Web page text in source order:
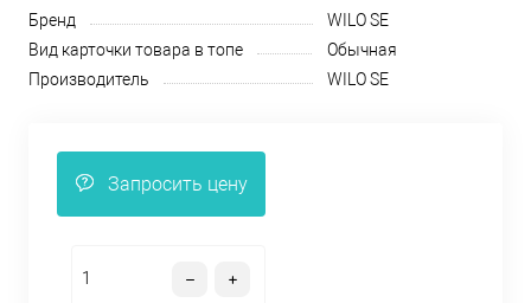
Бренд
WILO SE
Вид карточки товара в топе
Обычная
Производитель
WILO SE
Запросить цену